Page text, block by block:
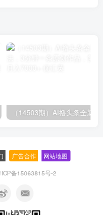
广告合作 网站地图
ICP备15063815号-2